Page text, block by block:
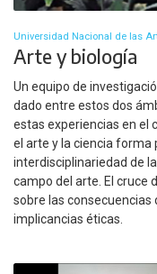
Universidad Nacional de las
Arte y biología
Un equipo de
dado entre estos dos
estas experiencias en el
el arte y la ciencia forma
interdisciplinariedad de
campo del arte. El cruce
sobre las consecuencias
implicancias éticas.